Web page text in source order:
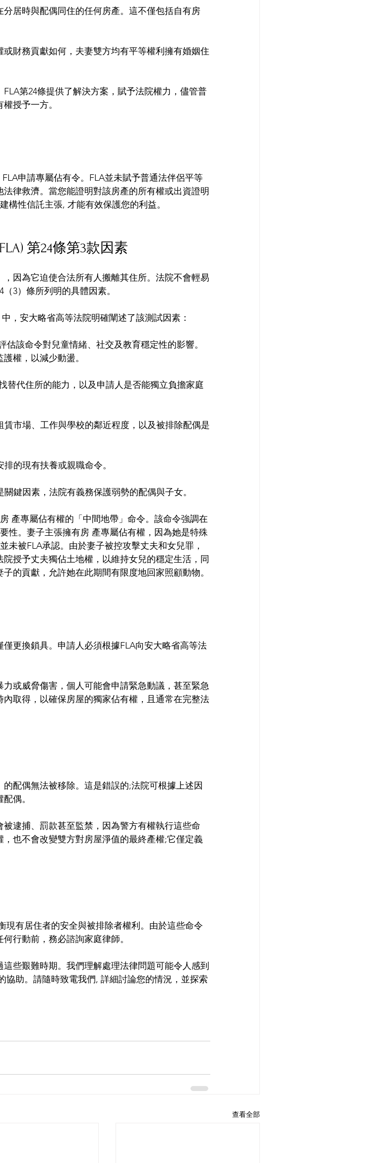
居時與配偶同住的任何房產。這不僅包括自有房
或財務貢獻如何，夫妻雙方均有平等權利擁有婚姻住
第24條提供了解決方案，賦予法院權力，儘管普
授予一方。
申請專屬佔有令。FLA並未賦予普通法伴侶平等
律救濟。當您能證明對該房產的所有權或出資證明
構性信託主張, 才能有效保護您的利益。
第24條第3款因素
，因為它迫使合法所有人搬離其住所。法院不會輕易
3）條所列明的具體因素。
，安大略省高等法院明確闡述了該測試因素：
該命令對兒童情緒、社交及教育穩定性的影響。
權，以減少動盪。
替代住所的能力，以及申請人是否能獨立負擔家庭
市場、工作與學校的鄰近程度，以及被排除配偶是
的現有扶養或親職命令。
鍵因素，法院有義務保護弱勢的配偶與子女。
產專屬佔有權的「中間地帶」命令。該命令強調在
性。妻子主張擁有房 產專屬佔有權，因為她是特殊
未被FLA承認。由於妻子被控攻擊丈夫和女兒罪，
授予丈夫獨佔土地權，以維持女兒的穩定生活，同
的貢獻，允許她在此期間有限度地回家照顧動物。
更換鎖具。申請人必須根據FLA向安大略省高等法
或威脅傷害，個人可能會申請緊急動議，甚至緊急
取得，以確保房屋的獨家佔有權，且通常在完整法
配偶無法被移除。這是錯誤的;法院可根據上述因
偶。
逮捕、罰款甚至監禁，因為警方有權執行這些命
也不會改變雙方對房屋淨值的最終產權;它僅定義
現有居住者的安全與被排除者權利。由於這些命令
行動前，務必諮詢家庭律師。
些艱難時期。我們理解處理法律問題可能令人感到
協助。請隨時致電我們, 詳細討論您的情況，並探索
查看全部